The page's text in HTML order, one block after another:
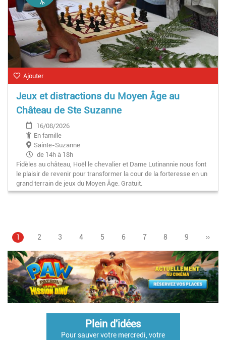
Ajouter
Jeux et distractions du Moyen Âge au
Château de Ste Suzanne
16/08/2026
En famille
Sainte-Suzanne
de 14h à 18h
Fidèles au château, Hoël le chevalier et Dame Lutinannie nous font
le plaisir de revenir pour transformer la cour de la forteresse en un
grand terrain de jeux du Moyen Âge. Gratuit.
Pagination
Page
1 Page
2 Page
3 Page
4 Page
5 Page
6 Page
7 Page
8 Page
9
Page
››
Plein d'idées
Pour sauver votre mercredi, votre